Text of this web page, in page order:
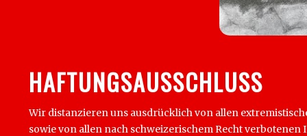
HAFTUNGSAUSSCHLUSS
Wir distanzieren uns ausdrücklich von allen
sowie von allen nach schweizerischem Recht